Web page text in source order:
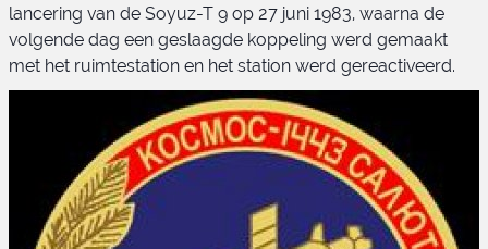
Soyuz-T 9 bemanning
lancering van de Soyuz-T 9 op 27 juni 1983, waarna de
volgende dag een geslaagde koppeling werd gemaakt
met het ruimtestation en het station werd gereactiveerd.